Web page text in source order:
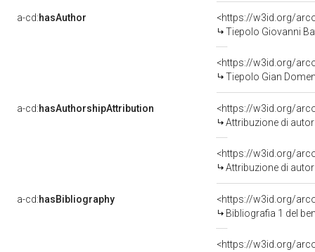
a-cd:hasAuthor
<https://w3id.org/
Tiepolo Giovanni
<https://w3id.org/
Tiepolo Gian
a-cd:hasAuthorshipAttribution
<https://w3id.org/
Attribuzione di
<https://w3id.org/
Attribuzione di
a-cd:hasBibliography
<https://w3id.org/
Bibliografia 1 del
<https://w3id.org/